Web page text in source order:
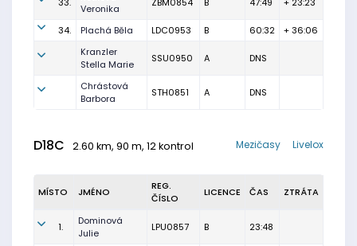
Veronika
34. Plachá Běla LDC0953 B 60:32
+ 36:06
Kranzler
Stella Marie
SSU0950 A DNS
Chrástová
Barbora
STH0851 A DNS
D18C 2.60 km, 90 m, 12 kontrol Livelox
Mezičasy
MÍSTO JMÉNO
REG.
ČÍSLO
LICENCE ČAS ZTRÁTA
1.
Dominová
Julie
LPU0857 B 23:48